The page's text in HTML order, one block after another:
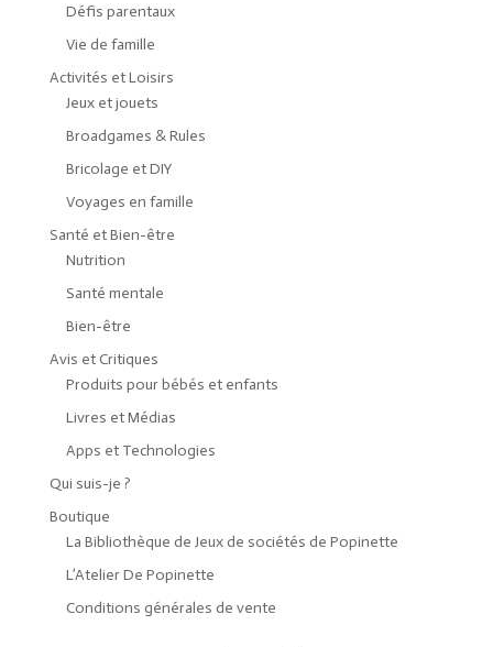
Défis parentaux
Vie de famille
Activités et Loisirs
Jeux et jouets
Broadgames & Rules
Bricolage et DIY
Voyages en famille
Santé et Bien-être
Nutrition
Santé mentale
Bien-être
Avis et Critiques
Produits pour bébés et enfants
Livres et Médias
Apps et Technologies
Qui suis-je ?
Boutique
La Bibliothèque de Jeux de sociétés de Popinette
L’Atelier De Popinette
Conditions générales de vente